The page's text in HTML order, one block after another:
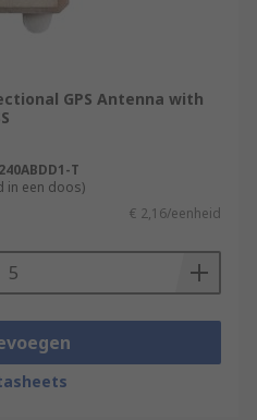
GPS Antenna with
T
in een doos)
€ 2,16/eenheid